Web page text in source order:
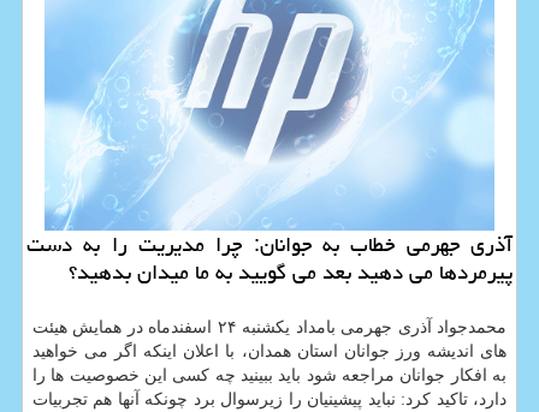
آذری جهرمی خطاب به جوانان: چرا مدیریت را به دست
پیرمردها می دهید بعد می گویید به ما میدان بدهید؟
محمدجواد آذری جهرمی بامداد یکشنبه ۲۴ اسفندماه در همایش هیئت
های اندیشه ورز جوانان استان همدان، با اعلان اینکه اگر می خواهید
به افکار جوانان مراجعه شود باید ببینید چه کسی این خصوصیت ها را
دارد، تاکید کرد: نباید پیشینیان را زیرسوال برد چونکه آنها هم تجربیات